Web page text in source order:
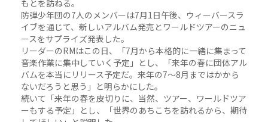
もとを訪ねる。
防弾少年団の7人のメンバーは7月1日午後、ウィーバースラ
イブを通じて、新しいアルバム発売とワールドツアーのニュ
ースをサプライズ発表した。
リーダーのRMはこの日、「7月から本格的に一緒に集まって
音楽作業に集中していく予定」とし、「来年の春に団体アル
バムを本当にリリース予定だ。来年の7～8月まではかから
ないだろうと思う」と明らかにした。
続いて「来年の春を皮切りに、当然、ツアー、ワールドツア
ーもする予定」とし、「世界のあちこちを訪れるから、期待